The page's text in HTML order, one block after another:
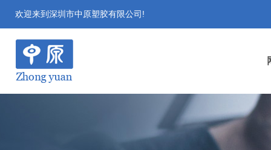
欢迎来到深圳市中原塑胶有限公司!